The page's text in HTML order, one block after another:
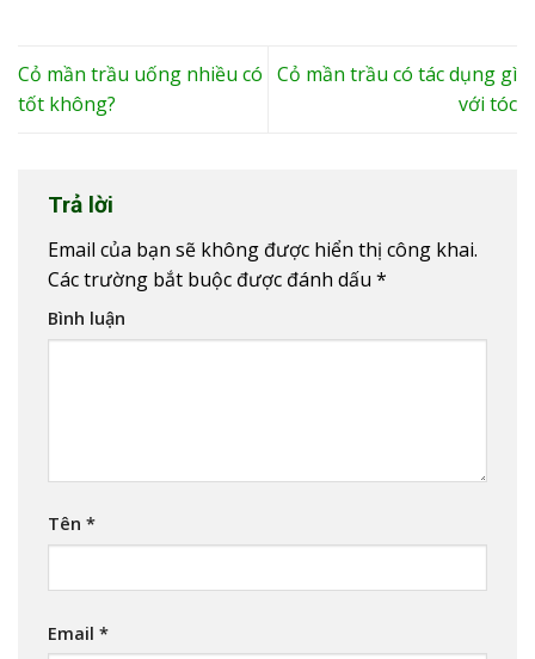
Cỏ mần trầu uống nhiều có
tốt không?
Cỏ mần trầu có tác dụng gì
với tóc
Trả lời
Email của bạn sẽ không được hiển thị công khai.
Các trường bắt buộc được đánh dấu *
Bình luận
Tên *
Email *